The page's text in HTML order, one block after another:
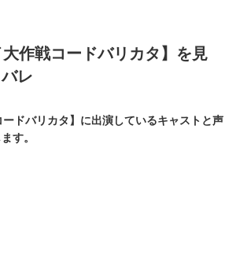
大作戦コードバリカタ】を見
レ
ードバリカタ】に出演しているキャストと声
す。